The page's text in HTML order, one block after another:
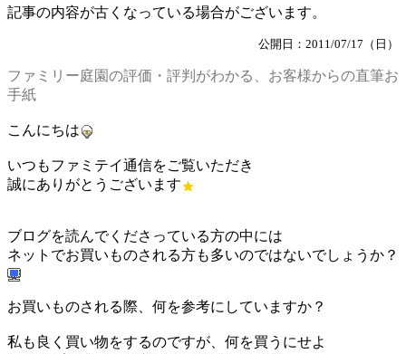
記事の内容が古くなっている場合がございます。
公開日：2011/07/17（日）
ファミリー庭園の評価・評判がわかる、お客様からの直筆お
手紙
こんにちは
いつもファミテイ通信をご覧いただき
誠にありがとうございます
ブログを読んでくださっている方の中には
ネットでお買いものされる方も多いのではないでしょうか？
お買いものされる際、何を参考にしていますか？
私も良く買い物をするのですが、何を買うにせよ